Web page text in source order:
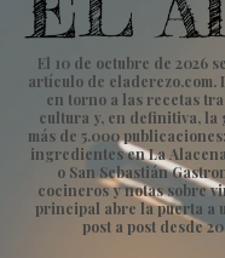
El 10 de octubre de 2026
artículo de
en torno a las recetas
cultura y, en definitiva, la
más de 5.000
ingredientes en La
o San Sebastián
cocineros y notas sobre
principal abre la puerta a
post a post desde